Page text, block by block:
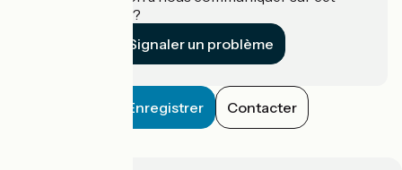
établissement ?
Signaler un problème
Enregistrer Contacter